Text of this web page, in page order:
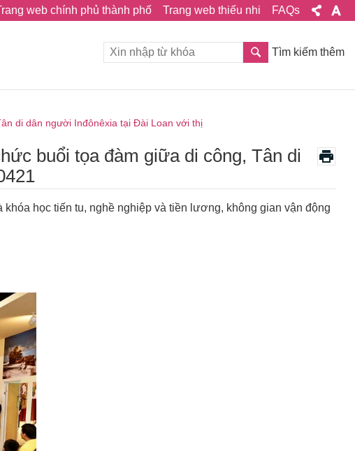
web chính phủ thành phố Trang web thiếu nhi FAQs
Tìm kiếm thêm
di dân người Inđônêxia tại Đài Loan với thị
buổi tọa đàm giữa di công, Tân di
học tiến tu, nghề nghiệp và tiền lương, không gian vận động